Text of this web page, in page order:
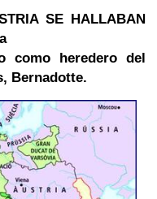
SE HALLABAN
como heredero del
Bernadotte.